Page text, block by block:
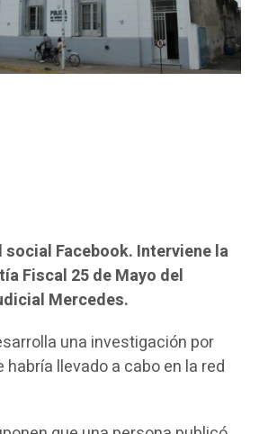
social Facebook. Interviene la
Fiscal 25 de Mayo del
Mercedes.
una investigación por
llevado a cabo en la red